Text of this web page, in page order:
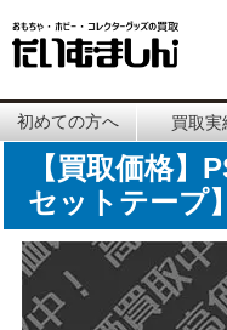
初めての方へ 買取実
【買取価格
セットテープ】